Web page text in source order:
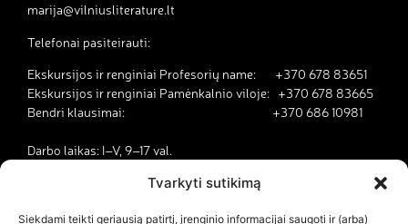
Tvarkyti sutikimą
Siekdami teikti geriausią patirtį, įrenginio informacijai saugoti ir (arba)
marija@vilniusliterature.lt
Telefonai pasiteirauti:
Ekskursijos ir renginiai Profesorių name: +370 678 83651
Ekskursijos ir renginiai Pamėnkalnio viloje: +370 678 83665
Bendri klausimai: +370 686 10981
Darbo laikas: I–V, 9–17 val.